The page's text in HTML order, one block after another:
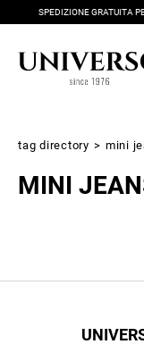
SPEDIZIONE GRATUITA
tag directory > mini
MINI
Ricevi subito il tuo
nuovi